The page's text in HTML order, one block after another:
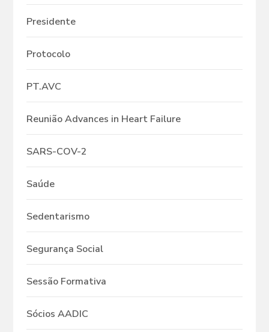
Presidente
Protocolo
PT.AVC
Reunião Advances in Heart Failure
SARS-COV-2
Saúde
Sedentarismo
Segurança Social
Sessão Formativa
Sócios AADIC